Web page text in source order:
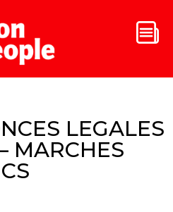
LEGALES
MARCHES